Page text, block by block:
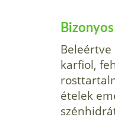
karfiol,
ételek